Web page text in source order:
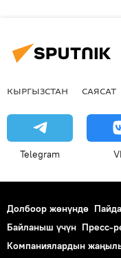
КЫРГЫЗСТАН САЯСАТ
Telegram
Долбоор жөнүндө
Байланыш үчүн Пресс-
Компаниялардын